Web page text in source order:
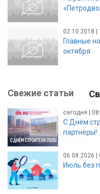
02.10.2018 |
Главные
октября
Свежие статьи
сегодня |
С Днём
партнёры!
06.08.2026 |
Июль без